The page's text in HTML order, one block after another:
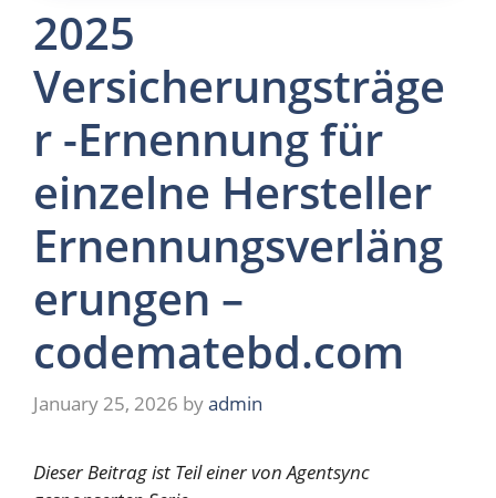
2025
Versicherungsträge
r -Ernennung für
einzelne Hersteller
Ernennungsverläng
erungen –
codematebd.com
January 25, 2026 byadmin
Dieser Beitrag ist Teil einer von Agentsync